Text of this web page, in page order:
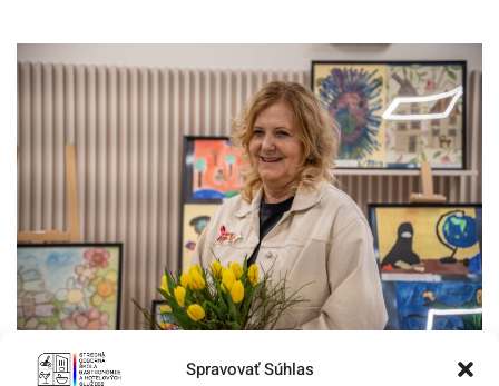
Spravovať Súhlas
Putovná výstava o ľudských právach ľudí so